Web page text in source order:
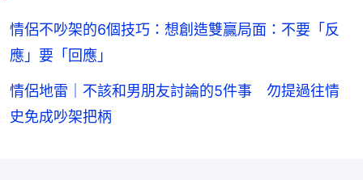
情侶不吵架的6個技巧：想創造雙贏局面：不要「反
應」要「回應」
情侶地雷｜不該和男朋友討論的5件事 勿提過往情
史免成吵架把柄